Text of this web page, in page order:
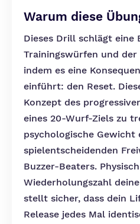
Warum diese
Dieses Drill schlägt eine
Trainingswürfen und der
indem es eine
einführt: den Reset.
Konzept des
eines 20-Wurf-Ziels zu
psychologische Gewicht
spielentscheidenden
Buzzer-Beaters.
Wiederholungszahl
stellt sicher, dass dein
Release jedes Mal